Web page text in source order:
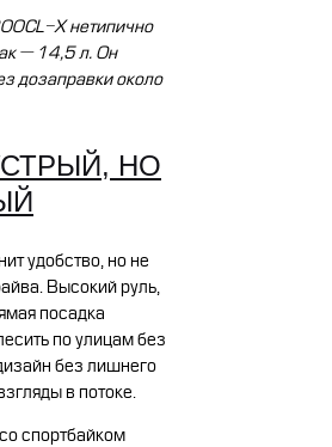
X нетипично
— 14,5 л. Он
дозаправки около
НО
удобство, но не
Высокий руль,
посадка
по улицам без
без лишнего
в потоке.
спортбайком